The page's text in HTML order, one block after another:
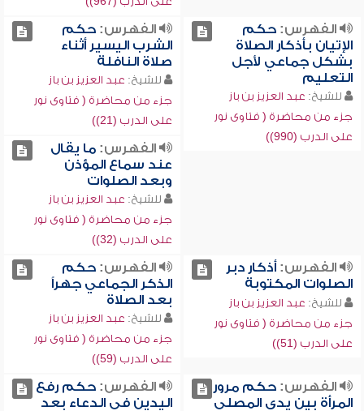
الفهرس:حكم
الإتيان بأذكار الصلاة
بشكل جماعي لأجل
التعليم
للشيخ: عبد العزيز بن باز
جزء من محاضرة ( فتاوى نور
على الدرب (990))
الفهرس:حكم
الشرب اليسير أثناء
صلاة النافلة
للشيخ: عبد العزيز بن باز
جزء من محاضرة ( فتاوى نور
على الدرب (21))
الفهرس:ما يقال
عند سماع المؤذن
وبعد الصلوات
للشيخ: عبد العزيز بن باز
جزء من محاضرة ( فتاوى نور
على الدرب (32))
الفهرس:أذكار دبر
الصلوات المكتوبة
للشيخ: عبد العزيز بن باز
جزء من محاضرة ( فتاوى نور
على الدرب (51))
الفهرس:حكم
الذكر الجماعي جهراً
بعد الصلاة
للشيخ: عبد العزيز بن باز
جزء من محاضرة ( فتاوى نور
على الدرب (59))
الفهرس:حكم مرور
المرأة بين يدي المصلي
الفهرس:حكم رفع
اليدين في الدعاء بعد